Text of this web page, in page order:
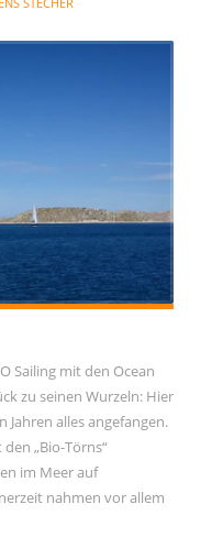
Sailing mit den Ocean
zu seinen Wurzeln: Hier
alles angefangen.
„Bio-Törns“
im Meer auf
nahmen vor allem